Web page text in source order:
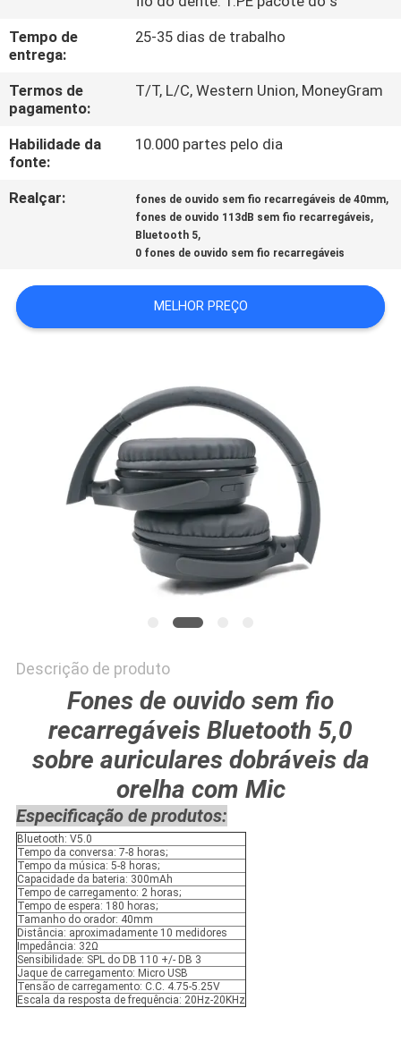
UMAS
CITAÇÕES
MAPA
PRIVACY
Tempo de
entrega:
25-35 dias de trabalho
Termos de
pagamento:
T/T, L/C, Western Union, MoneyGram
Habilidade da
fonte:
10.000 partes pelo dia
Realçar: fones de ouvido sem fio recarregáveis de 40mm,
fones de ouvido 113dB sem fio recarregáveis,
Bluetooth 5,
0 fones de ouvido sem fio recarregáveis
MELHOR PREÇO
Descrição de produto
Fones de ouvido sem fio
recarregáveis Bluetooth 5,0
sobre auriculares dobráveis da
orelha com Mic
Especificação de produtos:
Bluetooth: V5.0
Tempo da conversa: 7-8 horas;
Tempo da música: 5-8 horas;
Capacidade da bateria: 300mAh
Tempo de carregamento: 2 horas;
Tempo de espera: 180 horas;
Tamanho do orador: 40mm
Distância: aproximadamente 10 medidores
Impedância: 32Ω
Sensibilidade: SPL do DB 110 +/- DB 3
Jaque de carregamento: Micro USB
Tensão de carregamento: C.C. 4.75-5.25V
Escala da resposta de frequência: 20Hz-20KHz